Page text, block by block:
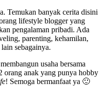
Temukan banyak cerita disini
lifestyle blogger yang
pengalaman pribadi. Ada
parenting, kehamilan,
sebagainya.
usaha bersama
orang anak yang punya hobby
! Semoga bermanfaat ya 🙂